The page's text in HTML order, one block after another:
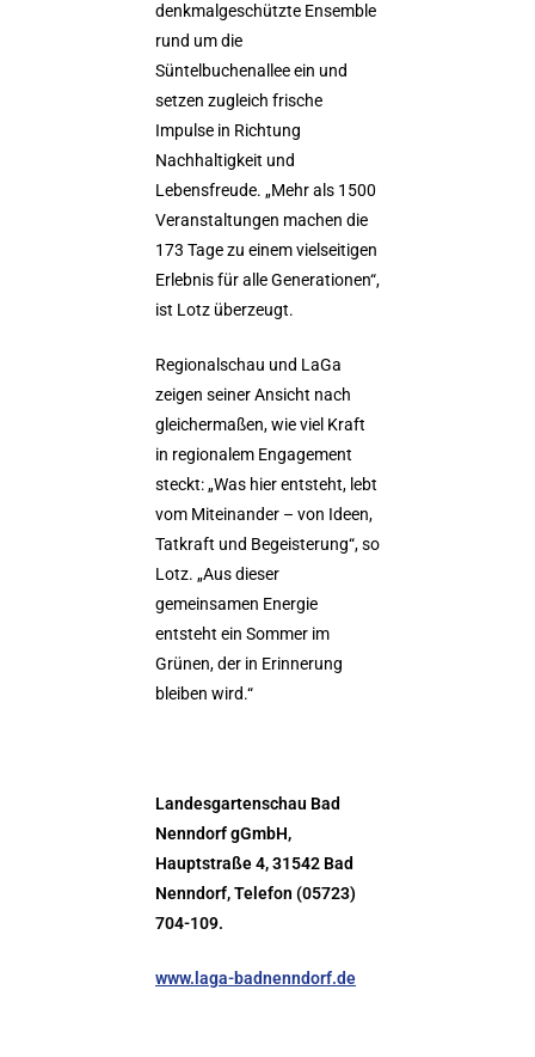
denkmalgeschützte Ensemble
rund um die
Süntelbuchenallee ein und
setzen zugleich frische
Impulse in Richtung
Nachhaltigkeit und
Lebensfreude. „Mehr als 1500
Veranstaltungen machen die
173 Tage zu einem vielseitigen
Erlebnis für alle Generationen“,
ist Lotz überzeugt.
Regionalschau und LaGa
zeigen seiner Ansicht nach
gleichermaßen, wie viel Kraft
in regionalem Engagement
steckt: „Was hier entsteht, lebt
vom Miteinander – von Ideen,
Tatkraft und Begeisterung“, so
Lotz. „Aus dieser
gemeinsamen Energie
entsteht ein Sommer im
Grünen, der in Erinnerung
bleiben wird.“
Landesgartenschau Bad
Nenndorf gGmbH,
Hauptstraße 4, 31542 Bad
Nenndorf, Telefon (05723)
704-109.
www.laga-badnenndorf.de